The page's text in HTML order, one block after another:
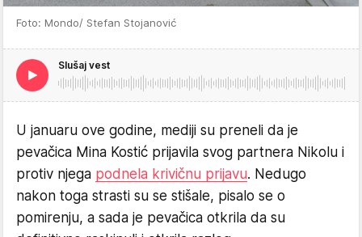
Foto: Mondo/ Stefan Stojanović
Slušaj vest
U januaru ove godine, mediji su preneli da je
pevačica Mina Kostić prijavila svog partnera Nikolu i
protiv njega podnela krivičnu prijavu. Nedugo
nakon toga strasti su se stišale, pisalo se o
pomirenju, a sada je pevačica otkrila da su